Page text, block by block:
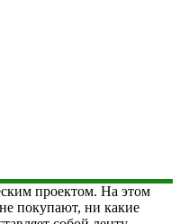
проектом. На этом
покупают, ни какие